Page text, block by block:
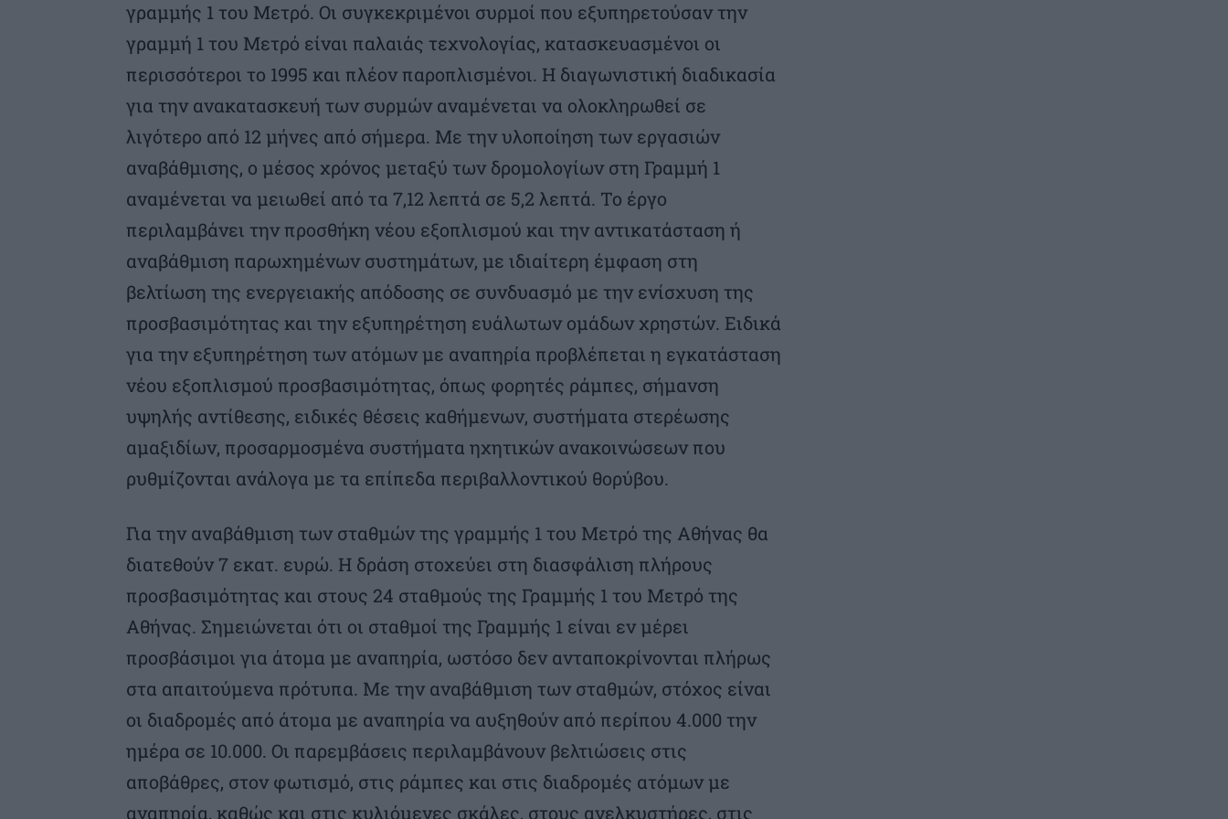
γραμμής 1 του Μετρό. Οι συγκεκριμένοι συρμοί που εξυπηρετούσαν την
γραμμή 1 του Μετρό είναι παλαιάς τεχνολογίας, κατασκευασμένοι οι
περισσότεροι το 1995 και πλέον παροπλισμένοι. Η διαγωνιστική διαδικασία
για την ανακατασκευή των συρμών αναμένεται να ολοκληρωθεί σε
λιγότερο από 12 μήνες από σήμερα. Με την υλοποίηση των εργασιών
αναβάθμισης, ο μέσος χρόνος μεταξύ των δρομολογίων στη Γραμμή 1
αναμένεται να μειωθεί από τα 7,12 λεπτά σε 5,2 λεπτά. Το έργο
περιλαμβάνει την προσθήκη νέου εξοπλισμού και την αντικατάσταση ή
αναβάθμιση παρωχημένων συστημάτων, με ιδιαίτερη έμφαση στη
βελτίωση της ενεργειακής απόδοσης σε συνδυασμό με την ενίσχυση της
προσβασιμότητας και την εξυπηρέτηση ευάλωτων ομάδων χρηστών. Ειδικά
για την εξυπηρέτηση των ατόμων με αναπηρία προβλέπεται η εγκατάσταση
νέου εξοπλισμού προσβασιμότητας, όπως φορητές ράμπες, σήμανση
υψηλής αντίθεσης, ειδικές θέσεις καθήμενων, συστήματα στερέωσης
αμαξιδίων, προσαρμοσμένα συστήματα ηχητικών ανακοινώσεων που
ρυθμίζονται ανάλογα με τα επίπεδα περιβαλλοντικού θορύβου.
Για την αναβάθμιση των σταθμών της γραμμής 1 του Μετρό της Αθήνας θα
διατεθούν 7 εκατ. ευρώ. Η δράση στοχεύει στη διασφάλιση πλήρους
προσβασιμότητας και στους 24 σταθμούς της Γραμμής 1 του Μετρό της
Αθήνας. Σημειώνεται ότι οι σταθμοί της Γραμμής 1 είναι εν μέρει
προσβάσιμοι για άτομα με αναπηρία, ωστόσο δεν ανταποκρίνονται πλήρως
στα απαιτούμενα πρότυπα. Με την αναβάθμιση των σταθμών, στόχος είναι
οι διαδρομές από άτομα με αναπηρία να αυξηθούν από περίπου 4.000 την
ημέρα σε 10.000. Οι παρεμβάσεις περιλαμβάνουν βελτιώσεις στις
αποβάθρες, στον φωτισμό, στις ράμπες και στις διαδρομές ατόμων με
αναπηρία, καθώς και στις κυλιόμενες σκάλες, στους ανελκυστήρες, στις